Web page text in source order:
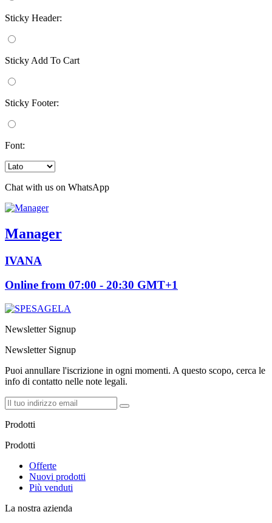
Sticky Header:
Sticky Add To Cart
Sticky Footer:
Font:
Chat with us on WhatsApp
Manager
IVANA
Online from 07:00 - 20:30 GMT+1
Newsletter Signup
Newsletter Signup
Puoi annullare l'iscrizione in ogni momenti. A questo scopo, cerca le
info di contatto nelle note legali.
Prodotti
Prodotti
Offerte
Nuovi prodotti
Più venduti
La nostra azienda